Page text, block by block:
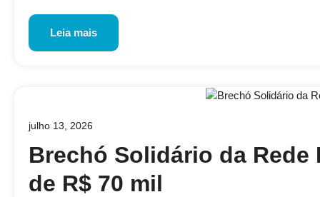
Leia mais
julho 13, 2026
Brechó Solidário da Rede
de R$ 70 mil